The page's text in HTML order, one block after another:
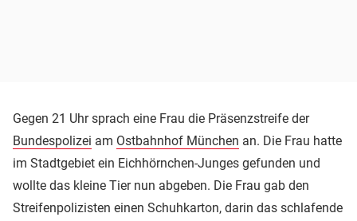
Gegen 21 Uhr sprach eine Frau die Präsenzstreife der
Bundespolizei am Ostbahnhof München an. Die Frau hatte
im Stadtgebiet ein Eichhörnchen-Junges gefunden und
wollte das kleine Tier nun abgeben. Die Frau gab den
Streifenpolizisten einen Schuhkarton, darin das schlafende